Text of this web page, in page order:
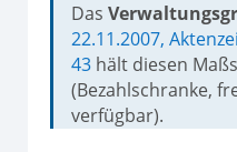
Das
22.11.2007,
43 hält diesen
(Bezahlschranke,
verfügbar).